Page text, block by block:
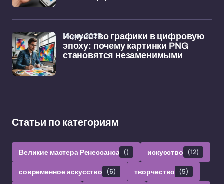
Искусство графики в цифровую
эпоху: почему картинки PNG
становятся незаменимыми
16 дек 2025
Статьи по категориям
Великие мастера Ренессанса () искусство (12)
современное искусство (6) творчество (5)